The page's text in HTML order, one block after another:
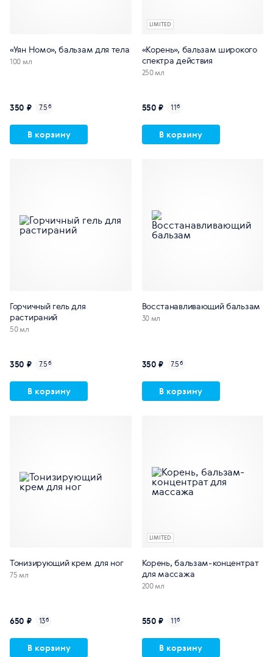
«Уян Номо», бальзам для тела
100 мл
350 ₽ 7.5б
В корзину
LIMITED
«Корень», бальзам широкого
спектра действия
250 мл
550 ₽ 11б
В корзину
Горчичный гель для
растираний
50 мл
350 ₽ 7.5б
В корзину
Восстанавливающий бальзам
30 мл
350 ₽ 7.5б
В корзину
Тонизирующий крем для ног
75 мл
650 ₽ 13б
В корзину
LIMITED
Корень, бальзам-концентрат
для массажа
200 мл
550 ₽ 11б
В корзину